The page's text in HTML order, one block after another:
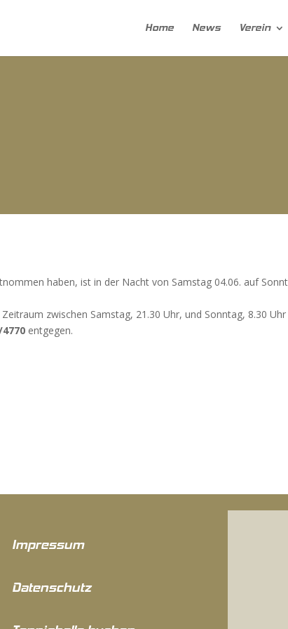
Home News Verein
haben, ist in der Nacht von Samstag 04.06. auf
zwischen Samstag, 21.30 Uhr, und Sonntag, 8.30
entgegen.
Impressum
Datenschutz